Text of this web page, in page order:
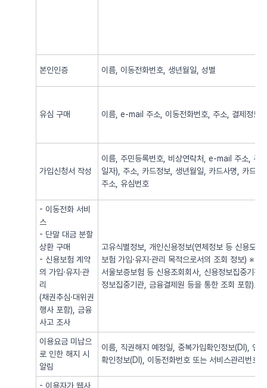
본인인증 이름, 이동전화번호, 생년월일, 성별
유심 구매 이름, e-mail 주소, 이동전화번호, 주소, 결제정보,
가입신청서 작성
이름, 주민등록번호, 비상연락처, e-mail 주소, 주
일자), 주소, 카드정보, 생년월일, 카드사명, 카드
주소, 유심번호
- 이동전화 서비
스
- 단말 대금 분할
상환 구매
- 신용보험 계약
의 가입·유지·관
리
(채권추심·대위권
행사 포함), 금융
사고 조사
고유식별정보, 개인신용정보(연체정보 등 신용도
보험 가입·유지·관리 목적으로서의 조회 정보) ※
서울보증보험 등 신용조회회사, 신용정보집중기관
정보집중기관, 금융결제원 등을 통한 조회 포함)로
이용요금 미납으
로 인한 해지 시
알림
이름, 직권해지 예정일, 중복가입확인정보(DI), 연
확인정보(DI), 이동전화번호 또는 서비스관리번호
- 이용자가 웹사